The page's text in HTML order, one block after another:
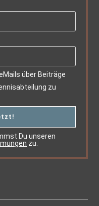
über Beiträge
zu
Du unseren
zu.